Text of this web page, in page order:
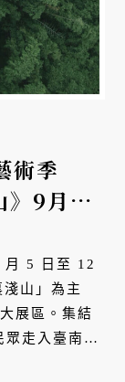
術季
》9月開
展開
月 5 日至 12
山」為主
展區。集結
走入臺南淺